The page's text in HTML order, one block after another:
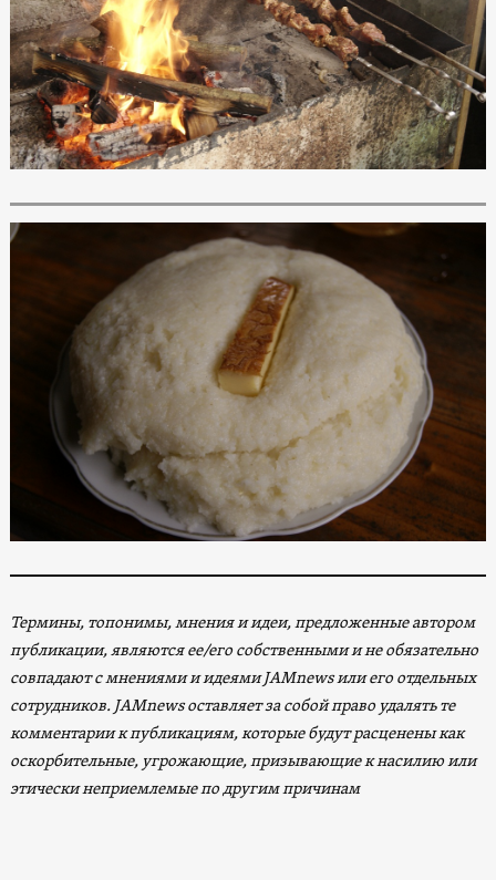
Термины, топонимы, мнения и идеи, предложенные автором
публикации, являются ее/его собственными и не обязательно
совпадают с мнениями и идеями JAMnews или его отдельных
сотрудников. JAMnews оставляет за собой право удалять те
комментарии к публикациям, которые будут расценены как
оскорбительные, угрожающие, призывающие к насилию или
этически неприемлемые по другим причинам